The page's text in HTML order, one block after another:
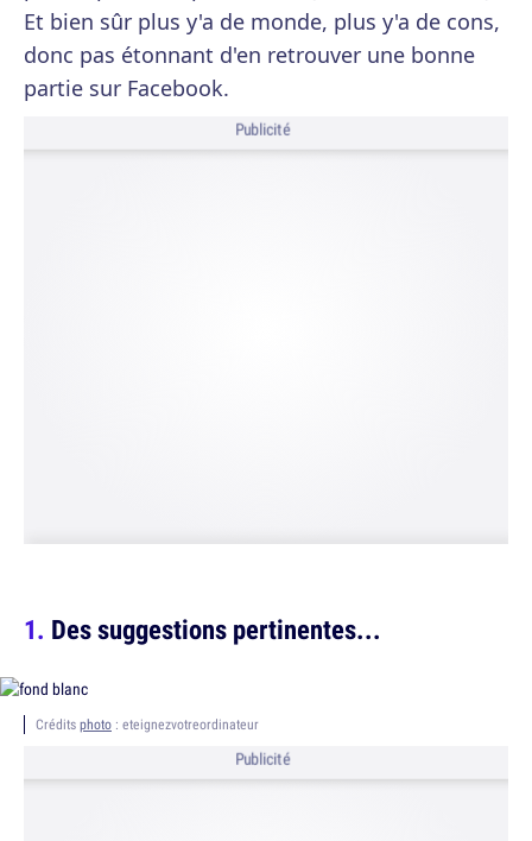
Et bien sûr plus y'a de monde, plus y'a de cons,
donc pas étonnant d'en retrouver une bonne
partie sur Facebook.
Publicité
Des suggestions pertinentes...
Crédits photo : eteignezvotreordinateur
Publicité